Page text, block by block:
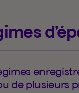
de plusieurs